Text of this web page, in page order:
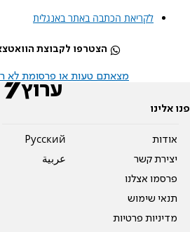
לקריאת הכתבה באתר באנגלית
הצטרפו לקבוצת
מצאתם טעות או פרסומת לא
פנו אלינו
אודות
יצירת קשר
פרסמו אצלנו
תנאי שימוש
מדיניות פרטיות
Pусский
عربية